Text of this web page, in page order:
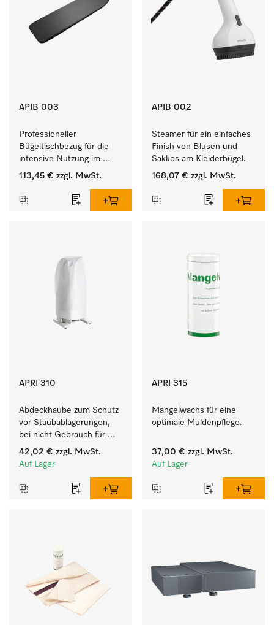
APIB 003
Professioneller
Bügeltischbezug für die
intensive Nutzung im
gewerblichen
113,45 € zzgl. MwSt.
APIB 002
Steamer für ein einfaches
Finish von Blusen und
Sakkos am Kleiderbügel.
168,07 € zzgl. MwSt.
APRI 310
Abdeckhaube zum Schutz
vor Staubablagerungen,
bei nicht Gebrauch für
HM 16-80.
42,02 € zzgl. MwSt.
Auf Lager
APRI 315
Mangelwachs für eine
optimale Muldenpflege.
37,00 € zzgl. MwSt.
Auf Lager